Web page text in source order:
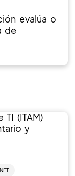
evalúa o
de